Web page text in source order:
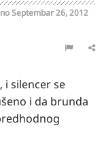
Septembar 26, 2012
i silencer se
i da brunda